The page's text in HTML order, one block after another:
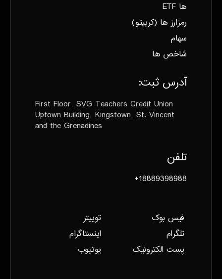
ها ETF
رمزارز ها (‌کریپتو)
سهام
شاخص ها
آدرس ثبت‌:
First Floor, SVG Teachers Credit Union
Uptown Building, Kingstown, St. Vincent
and the Grenadines
تلفن
18889398988+
فیس بوک
تلگرام
پست الکترونیک
توییتر
اینستاگرام
یوتیوب